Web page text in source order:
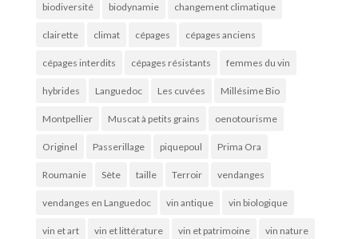
biodiversité biodynamie changement climatique
clairette climat cépages cépages anciens
cépages interdits cépages résistants femmes du vin
hybrides Languedoc Les cuvées Millésime Bio
Montpellier Muscat à petits grains oenotourisme
Originel Passerillage piquepoul Prima Ora
Roumanie Sète taille Terroir vendanges
vendanges en Languedoc vin antique vin biologique
vin et art vin et littérature vin et patrimoine vin nature